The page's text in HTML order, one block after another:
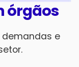
órgãos
e